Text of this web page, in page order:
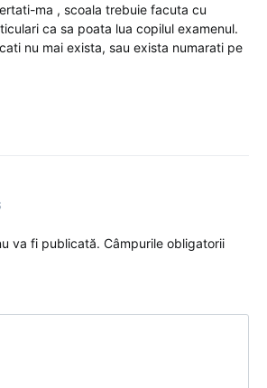
ma , scoala trebuie facuta cu
ca sa poata lua copilul examenul.
nu mai exista, sau exista numarati pe
va fi publicată. Câmpurile obligatorii